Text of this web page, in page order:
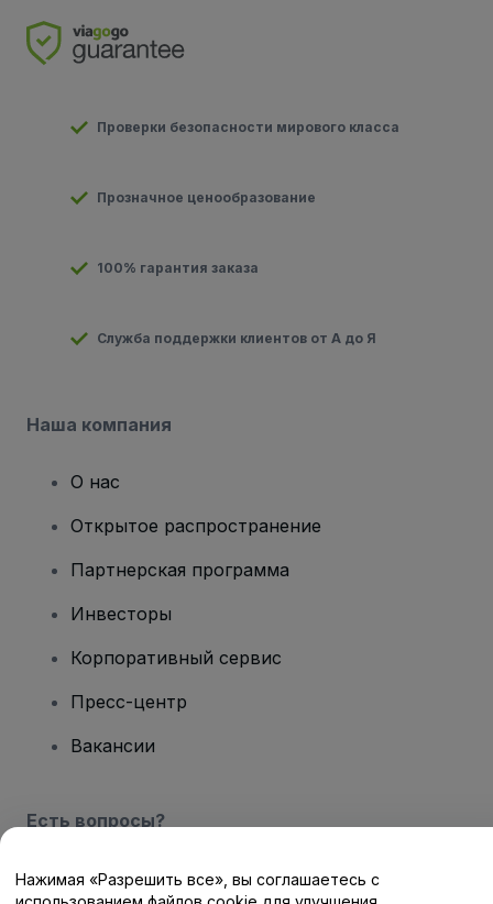
Проверки безопасности мирового класса
Прозначное ценообразование
100% гарантия заказа
Служба поддержки клиентов от А до Я
Наша компания
О нас
Открытое распространение
Партнерская программа
Инвесторы
Корпоративный сервис
Пресс-центр
Вакансии
Есть вопросы?
Центр помощи / Свяжитесь с нами
Нажимая «Разрешить все», вы соглашаетесь с